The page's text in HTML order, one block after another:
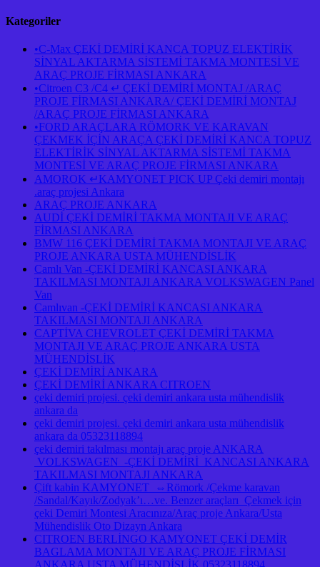
Kategoriler
•C-Max ÇEKİ DEMİRİ KANCA TOPUZ ELEKTİRİK
SİNYAL AKTARMA SİSTEMİ TAKMA MONTESİ VE
ARAÇ PROJE FİRMASI ANKARA
•Citroen C3 /C4 ↵ ÇEKİ DEMİRİ MONTAJ /ARAÇ
PROJE FİRMASI ANKARA/ ÇEKİ DEMİRİ MONTAJ
/ARAÇ PROJE FİRMASI ANKARA
•FORD ARAÇLARA RÖMORK VE KARAVAN
ÇEKMEK İÇİN ARAÇA ÇEKİ DEMİRİ KANCA TOPUZ
ELEKTİRİK SİNYAL AKTARMA SİSTEMİ TAKMA
MONTESİ VE ARAÇ PROJE FİRMASI ANKARA
AMOROK ↵KAMYONET PICK UP Çeki demiri montajı
.araç projesi Ankara
ARAÇ PROJE ANKARA
AUDİ ÇEKİ DEMİRİ TAKMA MONTAJI VE ARAÇ
FİRMASI ANKARA
BMW 116 ÇEKİ DEMİRİ TAKMA MONTAJI VE ARAÇ
PROJE ANKARA USTA MÜHENDİSLİK
Camlı Van -ÇEKİ DEMİRİ KANCASI ANKARA
TAKILMASI MONTAJI ANKARA VOLKSWAGEN Panel
Van
Camlıvan -ÇEKİ DEMİRİ KANCASI ANKARA
TAKILMASI MONTAJI ANKARA
CAPTİVA CHEVROLET ÇEKİ DEMİRİ TAKMA
MONTAJI VE ARAÇ PROJE ANKARA USTA
MÜHENDİSLİK
ÇEKİ DEMİRİ ANKARA
ÇEKİ DEMİRİ ANKARA CITROEN
çeki demiri projesi. çeki demiri ankara usta mühendislik
ankara da
çeki demiri projesi. çeki demiri ankara usta mühendislik
ankara da 05323118894
çeki demiri takılması montajı araç proje ANKARA
VOLKSWAGEN -ÇEKİ DEMİRİ KANCASI ANKARA
TAKILMASI MONTAJI ANKARA
Çift kabin KAMYONET ⇔Römork /Çekme karavan
/Sandal/Kayık/Zodyak’ı…ve. Benzer araçları Çekmek için
çeki Demiri Montesi Aracınıza/Araç proje Ankara/Usta
Mühendislik Oto Dizayn Ankara
CITROEN BERLİNGO KAMYONET ÇEKİ DEMİR
BAGLAMA MONTAJI VE ARAÇ PROJE FİRMASI
ANKARA USTA MÜHENDİSLİK 05323118894